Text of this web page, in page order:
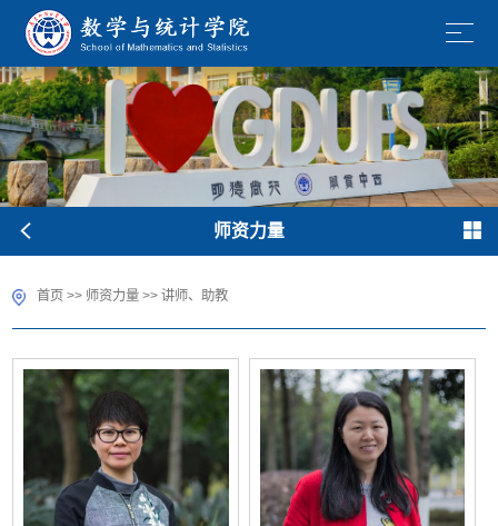
师资力量
首页 >> 师资力量 >>讲师、助教